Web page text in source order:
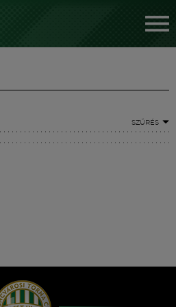
SZŰRÉS